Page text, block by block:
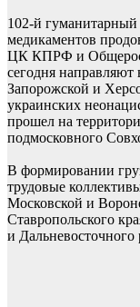
102-й
медикаментов
ЦК КПРФ и
сегодня
Запорожской и
украинских
прошел на
подмосковного
В формировании
трудовые
Московской и
Ставропольского
и Дальневосточного